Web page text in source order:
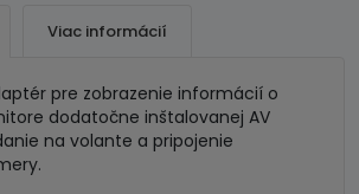
Viac informácií
pre zobrazenie informácií o
dodatočne inštalovanej AV
na volante a pripojenie